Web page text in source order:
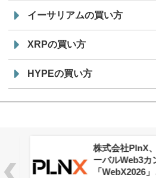
イーサリアムの買い方
XRPの買い方
HYPEの買い方
株式会社PlnX
ーバルWeb3カ
「WebX2026